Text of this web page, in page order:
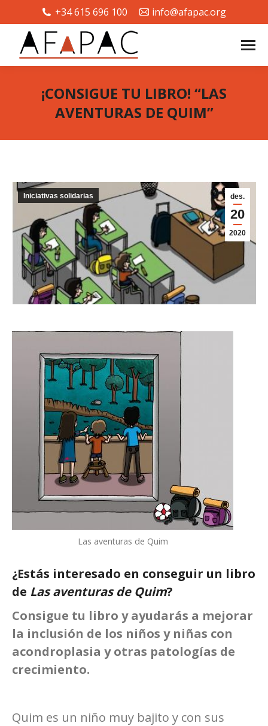
+34 615 696 100 info@afapac.org
¡CONSIGUE TU LIBRO! “LAS
AVENTURAS DE QUIM”
des.
20
2020
Iniciativas solidarias
Las aventuras de Quim
¿Estás interesado en conseguir un libro
de Las aventuras de Quim?
Consigue tu libro y ayudarás a mejorar
la inclusión de los niños y niñas con
acondroplasia y otras patologías de
crecimiento.
Quim es un niño muy bajito y con sus